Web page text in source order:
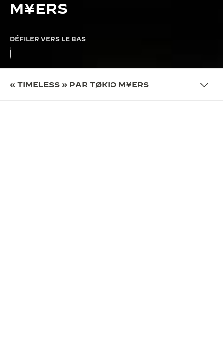
M¥ERS
DÉFILER VERS LE BAS
« TIMELESS » PAR TØKIO M¥ERS